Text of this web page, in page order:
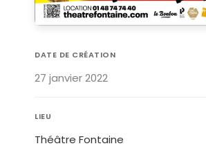
DATE DE CRÉATION
27 janvier 2022
LIEU
Théâtre Fontaine